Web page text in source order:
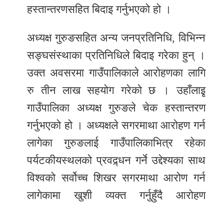
हस्तान्तरणसहित बिदाइ गर्नुभएको हो ।
अध्यक्ष गुरुङसहित अन्य जनप्रतिनिधि, विभिन्न
सङ्घसंस्थाका प्रतिनिधिले बिदाइ गरेका हुन् ।
उक्त अवसरमा गाउँपालिकाले आरोहणका लागि
रु तीन लाख सहयोग गरेको छ । उहाँलाइृ
गाउँपालिका अध्यक्ष गुरुङले चेक हस्तान्तरण
गर्नुभएको हो । अध्यक्षले सगरमाथा आरोहण गर्न
लागेका गुरुङलाई गाउँपालिकाभित्र रहेका
पर्यटकीयस्थलको प्रवद्र्धन गर्ने उद्देश्यका साथ
विश्वको सर्वोच्च शिखर सगरमाथा आरोण गर्न
लागेकामा खुशी व्यक्त गर्नुहुँदै आरोहण